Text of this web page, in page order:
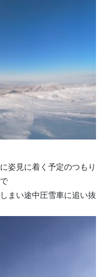
姿見に着く予定のつもり
まい途中圧雪車に追い抜